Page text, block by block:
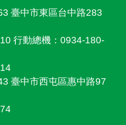
臺中市東區台中路283
行動總機：0934-180-
臺中市西屯區惠中路97